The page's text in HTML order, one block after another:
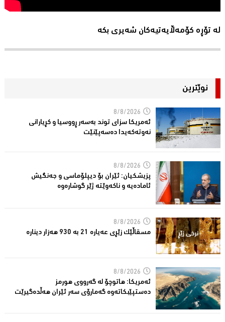
لە تۆڕە کۆمەڵایەتیەکان شەیری بکە
نوێترین
8/8/2026
ئەمریكا سزای توند بەسەر ڕووسیا و كڕیارانی
نەوتەكەیدا دەسەپێنێت
8/8/2026
پزیشكیان: ئێران بۆ دیپلۆماسی و جەنگیش
ئامادەیە و ناکەوێتە ژێر گوشارەوە
8/8/2026
مسقاڵێک زێڕی عەیارە 21 بە 930 هەزار دینارە
8/8/2026
ئەمریكا: هاتوچۆ لە گەرووی هورمز
دەستپێبكاتەوە گەمارۆی سەر ئێران هەڵدەگیرێت